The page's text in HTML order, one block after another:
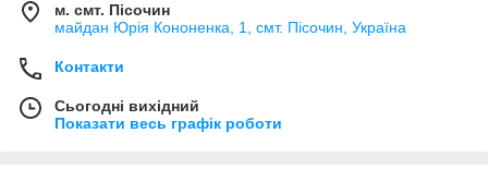
м. смт. Пісочин
майдан Юрія Кононенка, 1, смт. Пісочин, Україна
Контакти
Сьогодні вихідний
Показати весь графік роботи